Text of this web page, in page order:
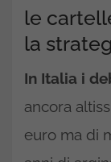
le
la
In Italia i
ancora
euro ma di